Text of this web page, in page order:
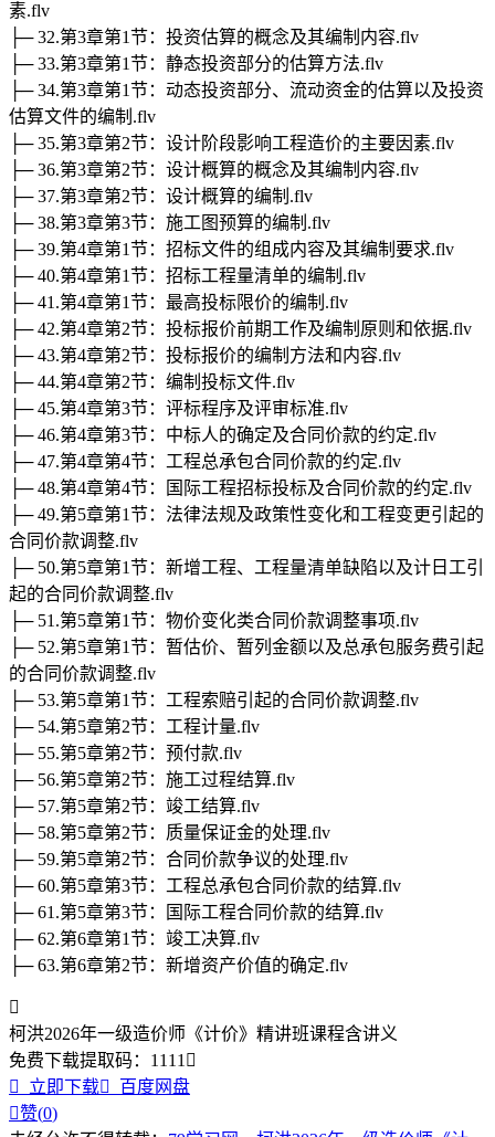
素.flv
├─ 32.第3章第1节：投资估算的概念及其编制内容.flv
├─ 33.第3章第1节：静态投资部分的估算方法.flv
├─ 34.第3章第1节：动态投资部分、流动资金的估算以及投资
估算文件的编制.flv
├─ 35.第3章第2节：设计阶段影响工程造价的主要因素.flv
├─ 36.第3章第2节：设计概算的概念及其编制内容.flv
├─ 37.第3章第2节：设计概算的编制.flv
├─ 38.第3章第3节：施工图预算的编制.flv
├─ 39.第4章第1节：招标文件的组成内容及其编制要求.flv
├─ 40.第4章第1节：招标工程量清单的编制.flv
├─ 41.第4章第1节：最高投标限价的编制.flv
├─ 42.第4章第2节：投标报价前期工作及编制原则和依据.flv
├─ 43.第4章第2节：投标报价的编制方法和内容.flv
├─ 44.第4章第2节：编制投标文件.flv
├─ 45.第4章第3节：评标程序及评审标准.flv
├─ 46.第4章第3节：中标人的确定及合同价款的约定.flv
├─ 47.第4章第4节：工程总承包合同价款的约定.flv
├─ 48.第4章第4节：国际工程招标投标及合同价款的约定.flv
├─ 49.第5章第1节：法律法规及政策性变化和工程变更引起的
合同价款调整.flv
├─ 50.第5章第1节：新增工程、工程量清单缺陷以及计日工引
起的合同价款调整.flv
├─ 51.第5章第1节：物价变化类合同价款调整事项.flv
├─ 52.第5章第1节：暂估价、暂列金额以及总承包服务费引起
的合同价款调整.flv
├─ 53.第5章第1节：工程索赔引起的合同价款调整.flv
├─ 54.第5章第2节：工程计量.flv
├─ 55.第5章第2节：预付款.flv
├─ 56.第5章第2节：施工过程结算.flv
├─ 57.第5章第2节：竣工结算.flv
├─ 58.第5章第2节：质量保证金的处理.flv
├─ 59.第5章第2节：合同价款争议的处理.flv
├─ 60.第5章第3节：工程总承包合同价款的结算.flv
├─ 61.第5章第3节：国际工程合同价款的结算.flv
├─ 62.第6章第1节：竣工决算.flv
├─ 63.第6章第2节：新增资产价值的确定.flv

柯洪2026年一级造价师《计价》精讲班课程含讲义
免费下载提取码： 1111 

立即下载
百度网盘
赞(0)